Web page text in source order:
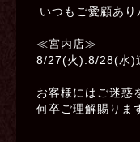
いつもご愛顧あり
≪宮内店≫
8/27(火).8/28(水)
お客様にはご迷惑
何卒ご理解賜りま